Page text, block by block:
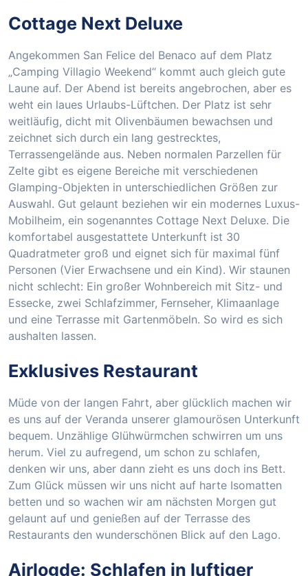
Cottage Next Deluxe
Angekommen San Felice del Benaco auf dem Platz
„Camping Villagio Weekend“ kommt auch gleich gute
Laune auf. Der Abend ist bereits angebrochen, aber es
weht ein laues Urlaubs-Lüftchen. Der Platz ist sehr
weitläufig, dicht mit Olivenbäumen bewachsen und
zeichnet sich durch ein lang gestrecktes,
Terrassengelände aus. Neben normalen Parzellen für
Zelte gibt es eigene Bereiche mit verschiedenen
Glamping-Objekten in unterschiedlichen Größen zur
Auswahl. Gut gelaunt beziehen wir ein modernes Luxus-
Mobilheim, ein sogenanntes Cottage Next Deluxe. Die
komfortabel ausgestattete Unterkunft ist 30
Quadratmeter groß und eignet sich für maximal fünf
Personen (Vier Erwachsene und ein Kind). Wir staunen
nicht schlecht: Ein großer Wohnbereich mit Sitz- und
Essecke, zwei Schlafzimmer, Fernseher, Klimaanlage
und eine Terrasse mit Gartenmöbeln. So wird es sich
aushalten lassen.
Exklusives Restaurant
Müde von der langen Fahrt, aber glücklich machen wir
es uns auf der Veranda unserer glamourösen Unterkunft
bequem. Unzählige Glühwürmchen schwirren um uns
herum. Viel zu aufregend, um schon zu schlafen,
denken wir uns, aber dann zieht es uns doch ins Bett.
Zum Glück müssen wir uns nicht auf harte Isomatten
betten und so wachen wir am nächsten Morgen gut
gelaunt auf und genießen auf der Terrasse des
Restaurants den wunderschönen Blick auf den Lago.
Airlogde: Schlafen in luftiger